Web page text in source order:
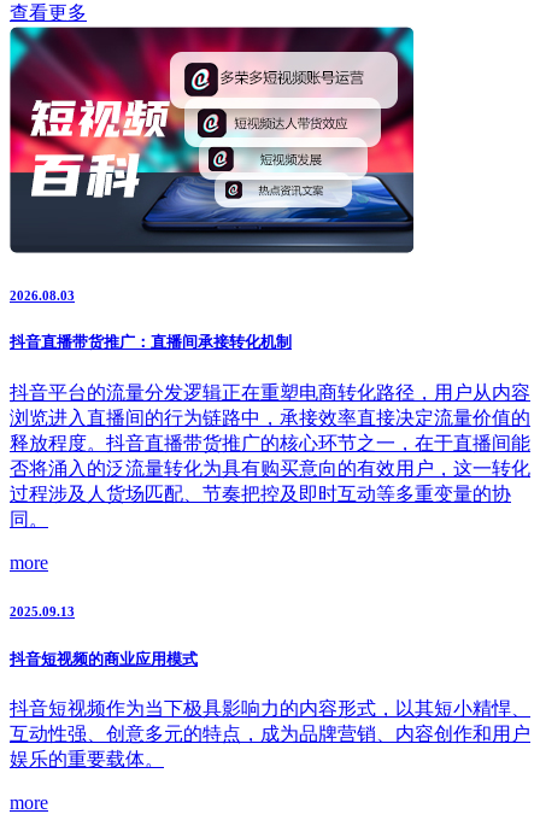
查看更多
2026.08.03
抖音直播带货推广：直播间承接转化机制
抖音平台的流量分发逻辑正在重塑电商转化路径，用户从内容
浏览进入直播间的行为链路中，承接效率直接决定流量价值的
释放程度。抖音直播带货推广的核心环节之一，在于直播间能
否将涌入的泛流量转化为具有购买意向的有效用户，这一转化
过程涉及人货场匹配、节奏把控及即时互动等多重变量的协
同。
more
2025.09.13
抖音短视频的商业应用模式
抖音短视频作为当下极具影响力的内容形式，以其短小精悍、
互动性强、创意多元的特点，成为品牌营销、内容创作和用户
娱乐的重要载体。
more